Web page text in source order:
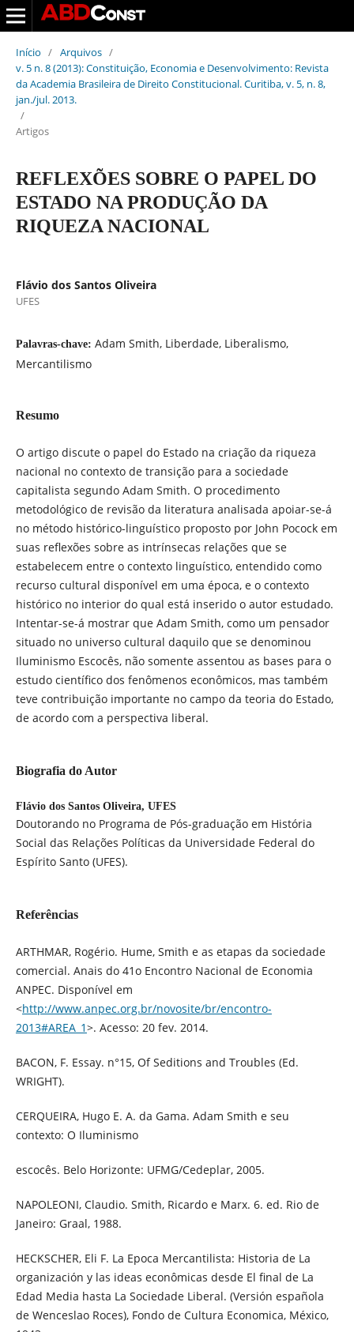
Início / Arquivos /
v. 5 n. 8 (2013): Constituição, Economia e Desenvolvimento: Revista
da Academia Brasileira de Direito Constitucional. Curitiba, v. 5, n. 8,
jan./jul. 2013.
/
Artigos
REFLEXÕES SOBRE O PAPEL DO
ESTADO NA PRODUÇÃO DA
RIQUEZA NACIONAL
Flávio dos Santos Oliveira
UFES
Palavras-chave: Adam Smith, Liberdade, Liberalismo,
Mercantilismo
Resumo
O artigo discute o papel do Estado na criação da riqueza
nacional no contexto de transição para a sociedade
capitalista segundo Adam Smith. O procedimento
metodológico de revisão da literatura analisada apoiar-se-á
no método histórico-linguístico proposto por John Pocock em
suas reflexões sobre as intrínsecas relações que se
estabelecem entre o contexto linguístico, entendido como
recurso cultural disponível em uma época, e o contexto
histórico no interior do qual está inserido o autor estudado.
Intentar-se-á mostrar que Adam Smith, como um pensador
situado no universo cultural daquilo que se denominou
Iluminismo Escocês, não somente assentou as bases para o
estudo científico dos fenômenos econômicos, mas também
teve contribuição importante no campo da teoria do Estado,
de acordo com a perspectiva liberal.
Biografia do Autor
Flávio dos Santos Oliveira, UFES
Doutorando no Programa de Pós-graduação em História
Social das Relações Políticas da Universidade Federal do
Espírito Santo (UFES).
Referências
ARTHMAR, Rogério. Hume, Smith e as etapas da sociedade
comercial. Anais do 41o Encontro Nacional de Economia
ANPEC. Disponível em
<http://www.anpec.org.br/novosite/br/encontro-
2013#AREA_1>. Acesso: 20 fev. 2014.
BACON, F. Essay. n°15, Of Seditions and Troubles (Ed.
WRIGHT).
CERQUEIRA, Hugo E. A. da Gama. Adam Smith e seu
contexto: O Iluminismo
escocês. Belo Horizonte: UFMG/Cedeplar, 2005.
NAPOLEONI, Claudio. Smith, Ricardo e Marx. 6. ed. Rio de
Janeiro: Graal, 1988.
HECKSCHER, Eli F. La Epoca Mercantilista: Historia de La
organización y las ideas econômicas desde El final de La
Edad Media hasta La Sociedade Liberal. (Versión española
de Wenceslao Roces), Fondo de Cultura Economica, México,